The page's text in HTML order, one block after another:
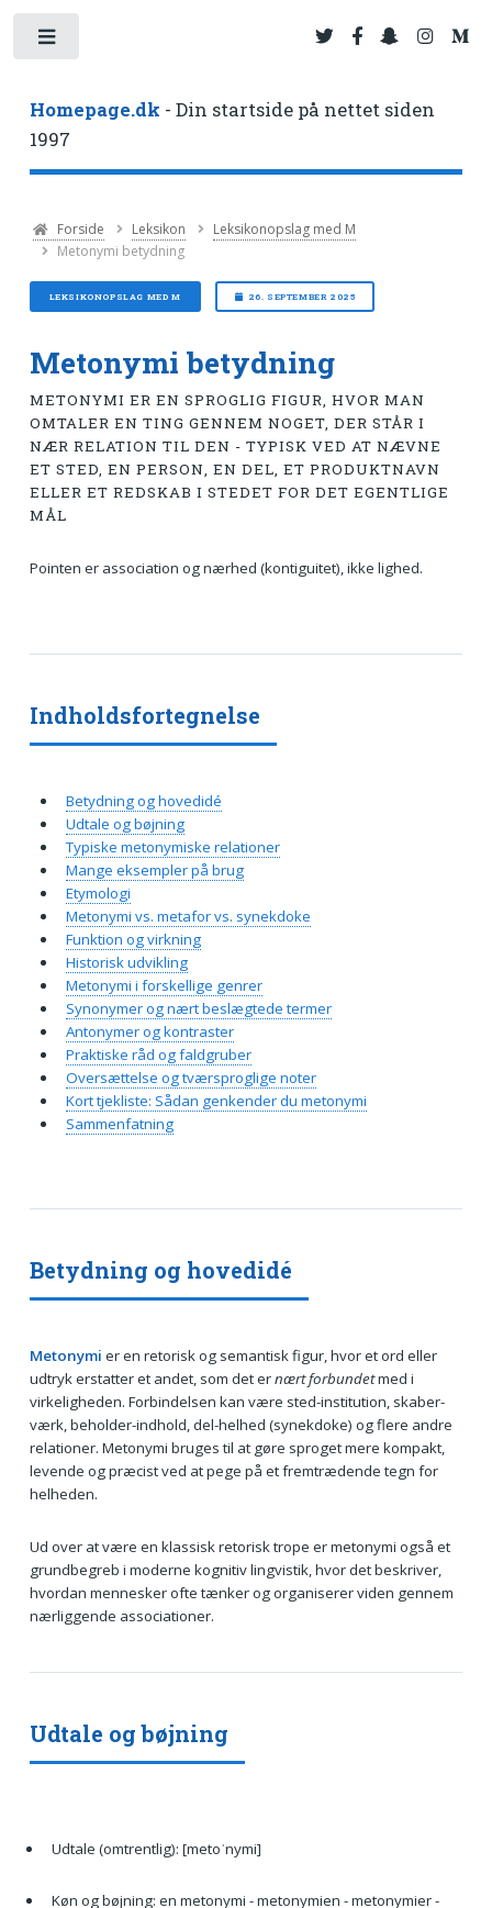
Homepage.dk - Din startside på nettet siden
1997
Forside Leksikon
Leksikonopslag med M
Metonymi betydning
LEKSIKONOPSLAG MED M 26. SEPTEMBER 2025
Metonymi betydning
METONYMI ER EN SPROGLIG FIGUR, HVOR MAN
OMTALER EN TING GENNEM NOGET, DER STÅR I
NÆR RELATION TIL DEN - TYPISK VED AT NÆVNE
ET STED, EN PERSON, EN DEL, ET PRODUKTNAVN
ELLER ET REDSKAB I STEDET FOR DET EGENTLIGE
MÅL
Pointen er association og nærhed (kontiguitet), ikke lighed.
Betydning og hovedidé
Metonymi er en retorisk og semantisk figur, hvor et ord eller
udtryk erstatter et andet, som det ernært forbundetmed i
virkeligheden. Forbindelsen kan være sted-institution, skaber-
værk, beholder-indhold, del-helhed (synekdoke) og flere andre
relationer. Metonymi bruges til at gøre sproget mere kompakt,
levende og præcist ved at pege på et fremtrædende tegn for
helheden.
Ud over at være en klassisk retorisk trope er metonymi også et
grundbegreb i moderne kognitiv lingvistik, hvor det beskriver,
hvordan mennesker ofte tænker og organiserer viden gennem
nærliggende associationer.
Udtale og bøjning
Udtale (omtrentlig): [metoˈnymi]
Køn og bøjning: en metonymi - metonymien - metonymier -
Indholdsfortegnelse
Betydning og hovedidé
Udtale og bøjning
Typiske metonymiske relationer
Mange eksempler på brug
Etymologi
Metonymi vs. metafor vs. synekdoke
Funktion og virkning
Historisk udvikling
Metonymi i forskellige genrer
Synonymer og nært beslægtede termer
Antonymer og kontraster
Praktiske råd og faldgruber
Oversættelse og tværsproglige noter
Kort tjekliste: Sådan genkender du metonymi
Sammenfatning